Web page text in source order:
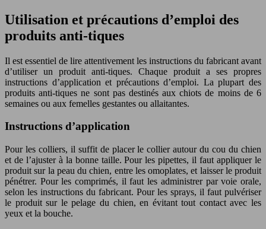
Utilisation et précautions d’emploi des
produits anti-tiques
Il est essentiel de lire attentivement les instructions du fabricant avant
d’utiliser un produit anti-tiques. Chaque produit a ses propres
instructions d’application et précautions d’emploi. La plupart des
produits anti-tiques ne sont pas destinés aux chiots de moins de 6
semaines ou aux femelles gestantes ou allaitantes.
Instructions d’application
Pour les colliers, il suffit de placer le collier autour du cou du chien
et de l’ajuster à la bonne taille. Pour les pipettes, il faut appliquer le
produit sur la peau du chien, entre les omoplates, et laisser le produit
pénétrer. Pour les comprimés, il faut les administrer par voie orale,
selon les instructions du fabricant. Pour les sprays, il faut pulvériser
le produit sur le pelage du chien, en évitant tout contact avec les
yeux et la bouche.